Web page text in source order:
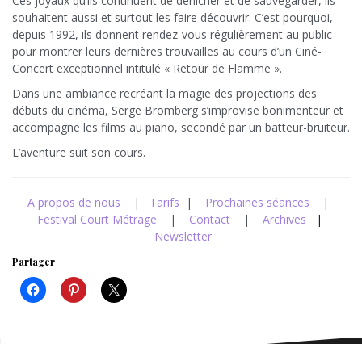
souhaitent aussi et surtout les faire découvrir. C’est pourquoi,
depuis 1992, ils donnent rendez-vous régulièrement au public
pour montrer leurs dernières trouvailles au cours d’un Ciné-
Concert exceptionnel intitulé « Retour de Flamme ».
Dans une ambiance recréant la magie des projections des
débuts du cinéma, Serge Bromberg s’improvise bonimenteur et
accompagne les films au piano, secondé par un batteur-bruiteur.
L’aventure suit son cours.
A propos de nous | Tarifs | Prochaines séances |
Festival Court Métrage | Contact| Archives
|
Newsletter
Partager